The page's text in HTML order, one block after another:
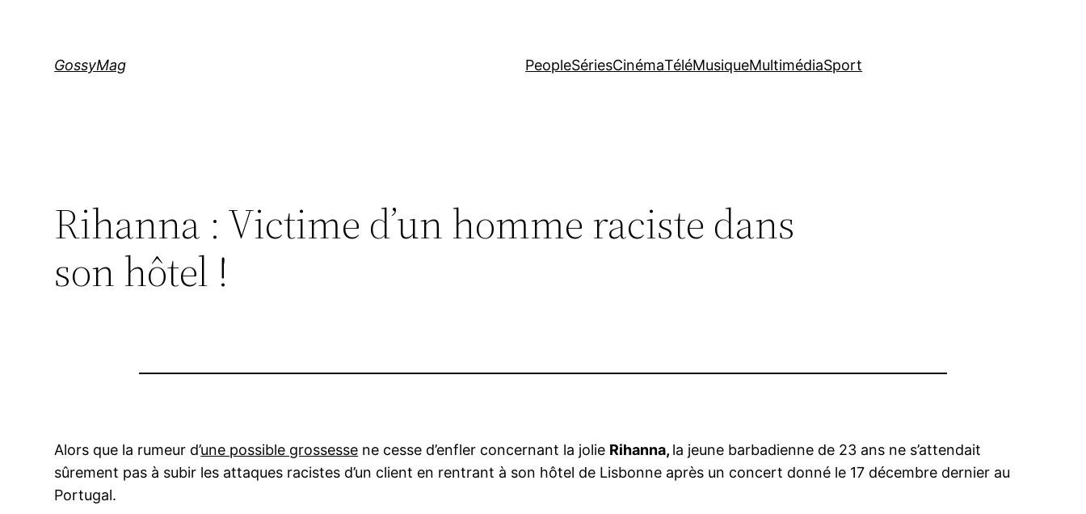
GossyMag PeopleSériesCinémaTéléMusiqueMultimédiaSport
Rihanna : Victime d’un homme raciste dans
son hôtel !
Alors que la rumeur d’une possible grossesse ne cesse d’enfler concernant la jolie Rihanna, la jeune barbadienne de 23 ans ne s’attendait
sûrement pas à subir les attaques racistes d’un client en rentrant à son hôtel de Lisbonne après un concert donné le 17 décembre dernier au
Portugal.